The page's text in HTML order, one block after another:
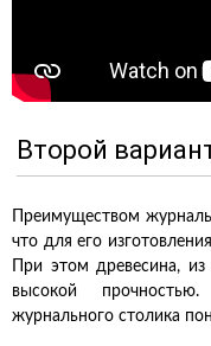
Второй
Преимуществом
что для его
При этом древесина,
высокой
журнального столика